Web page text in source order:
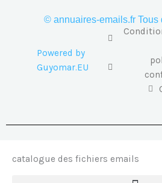
© annuaires-emails.fr Tous
Powered by
Guyomar.EU
catalogue des fichiers emails